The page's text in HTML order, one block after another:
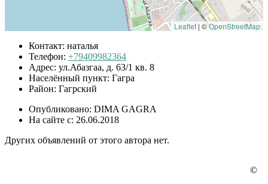
Leaflet | ©OpenStreetMap
Контакт: наталья
Телефон: +79409982364
Адрес: ул.Абазгаа, д. 63/1 кв. 8
Населённый пункт: Гагра
Район: Гагрский
Опубликовано: DIMA GAGRA
На сайте с: 26.06.2018
Других объявлений от этого автора нет.
©